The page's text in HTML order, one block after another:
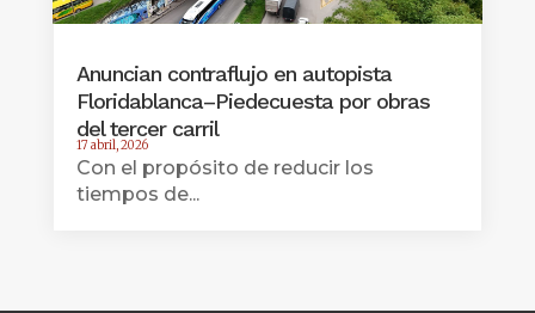
Anuncian contraflujo en autopista
Floridablanca–Piedecuesta por obras
del tercer carril
17 abril, 2026
Con el propósito de reducir los
tiempos de...